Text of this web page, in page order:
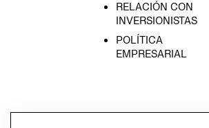
RELACIÓN CON
INVERSIONISTAS
POLÍTICA
EMPRESARIAL